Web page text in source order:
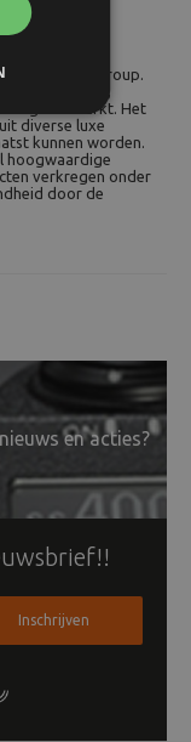
Group.
bedenken,
Het
diverse luxe
kunnen worden.
hoogwaardige
verkregen onder
door de
en acties?
Inschrijven